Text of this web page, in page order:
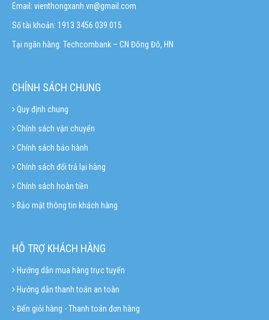
Email: vienthongxanh.vn@gmail.com
Số tài khoản: 1913 3456 039 015
Tại ngân hàng: Techcombank – CN Đông Đô, HN
CHÍNH SÁCH CHUNG
Quy định chung
Chính sách vận chuyển
Chính sách bảo hành
Chính sách đổi trả lại hàng
Chính sách hoàn tiền
Bảo mật thông tin khách hàng
HỖ TRỢ KHÁCH HÀNG
Hướng dẫn mua hàng trực tuyến
Hướng dẫn thanh toán an toàn
Đến giỏi hàng - Thanh toán đơn hàng